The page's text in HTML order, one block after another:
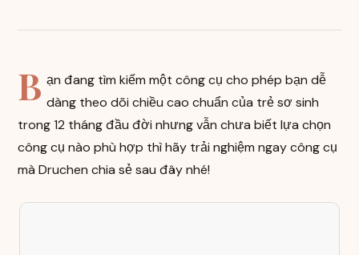
B ạn đang tìm kiếm một công cụ cho phép bạn dễ
dàng theo dõi chiều cao chuẩn của trẻ sơ sinh
trong 12 tháng đầu đời nhưng vẫn chưa biết lựa chọn
công cụ nào phù hợp thì hãy trải nghiệm ngay công cụ
mà Druchen chia sẻ sau đây nhé!